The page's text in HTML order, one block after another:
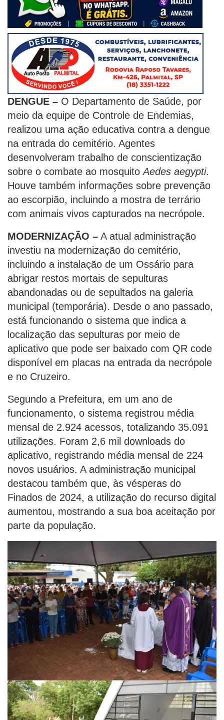
DENGUE – O Departamento de Saúde, por
meio da equipe de Controle de Endemias,
realizou uma ação educativa contra a dengue
na entrada do cemitério. Agentes
desenvolveram trabalho de conscientização
sobre o combate ao mosquitoAedes aegypti.
Houve também informações sobre prevenção
ao escorpião, incluindo a mostra de terrário
com animais vivos capturados na necrópole.
MODERNIZAÇÃO – A atual administração
investiu na modernização do cemitério,
incluindo a instalação de um Ossário para
abrigar restos mortais de sepulturas
abandonadas ou de sepultados na galeria
municipal (temporária). Desde o ano passado,
está funcionando o sistema que indica a
localização das sepulturas por meio de
aplicativo que pode ser baixado com QR code
disponível em placas na entrada da necrópole
e no Cruzeiro.
Segundo a Prefeitura, em um ano de
funcionamento, o sistema registrou média
mensal de 2.924 acessos, totalizando 35.091
utilizações. Foram 2,6 mil downloads do
aplicativo, registrando média mensal de 224
novos usuários. A administração municipal
destacou também que, às vésperas do
Finados de 2024, a utilização do recurso digital
aumentou, mostrando a sua boa aceitação por
parte da população.